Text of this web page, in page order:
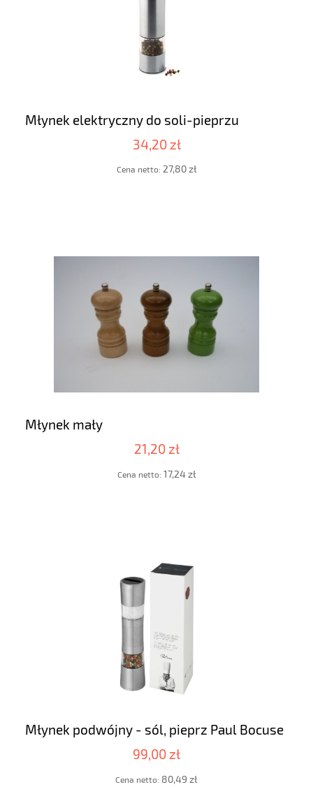
Młynek elektryczny do soli-pieprzu
34,20 zł
Cena netto: 27,80 zł
Młynek mały
21,20 zł
Cena netto: 17,24 zł
Młynek podwójny - sól, pieprz Paul Bocuse
99,00 zł
Cena netto: 80,49 zł